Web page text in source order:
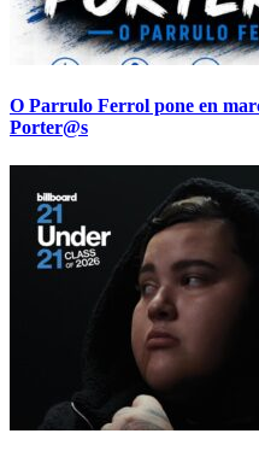
O Parrulo Ferrol pone en
Porter@s